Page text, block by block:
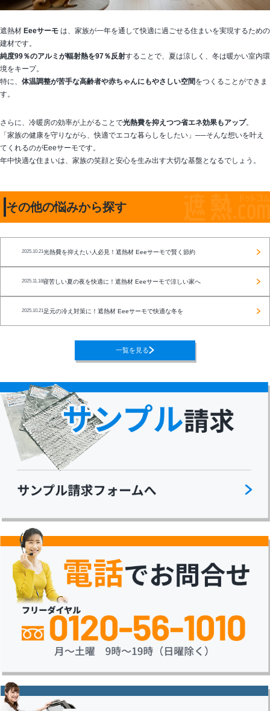
遮熱材 Eeeサーモ は、家族が一年を通して快適に過ごせる住まいを実現するための
建材です。
純度99％のアルミが輻射熱を97％反射することで、夏は涼しく、冬は暖かい室内環
境をキープ。
特に、 体温調整が苦手な高齢者や赤ちゃんにもやさしい空間をつくることができま
す。
さらに、冷暖房の効率が上がることで光熱費を抑えつつ省エネ効果もアップ。
「家族の健康を守りながら、快適でエコな暮らしをしたい」──そんな想いを叶え
てくれるのがEeeサーモです。
年中快適な住まいは、家族の笑顔と安心を生み出す大切な基盤となるでしょう。
その他の悩みから探す
2025.10.21光熱費を抑えたい人必見！遮熱材 Eeeサーモで賢く節約
2025.11.18寝苦しい夏の夜を快適に！遮熱材 Eeeサーモで涼しい家へ
2025.10.21足元の冷え対策に！遮熱材 Eeeサーモで快適な冬を
一覧を見る